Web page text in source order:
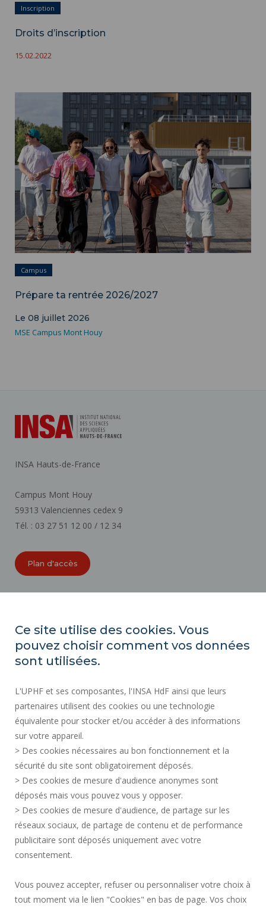
Inscription
Droits d’inscription
15.02.2022
La vie étudiante, entre rires, discussions et complicité - © Grégory
Campus
Prépare ta rentrée 2026/2027
Le 08 juillet 2026
MSE Campus Mont Houy
INSA Hauts-de-France
Campus Mont Houy
59313 Valenciennes cedex 9
Tél. : 03 27 51 12 00 / 12 34
Plan d'accès
INDEX ÉGALITÉ PROFESSIONNELLE
PLAN DU SITE
DONNÉES PERSONNELLES
MARCHÉS PUBLICS
MENTIONS LÉGALES
RECRUTEMENTS
CRÉDITS
ESPACE PRESSE
SERVICES PUBLICS +
CONTACTS
GESTION DES COOKIES
Ce site utilise des cookies. Vous
pouvez choisir comment vos données
sont utilisées.
L'UPHF et ses composantes, l'INSA HdF ainsi que leurs
partenaires utilisent des cookies ou une technologie
équivalente pour stocker et/ou accéder à des informations
sur votre appareil.
> Des cookies nécessaires au bon fonctionnement et la
sécurité du site sont obligatoirement déposés.
> Des cookies de mesure d'audience anonymes sont
déposés mais vous pouvez vous y opposer.
> Des cookies de mesure d'audience, de partage sur les
réseaux sociaux, de partage de contenu et de performance
publicitaire sont déposés uniquement avec votre
consentement.
Vous pouvez accepter, refuser ou personnaliser votre choix à
tout moment via le lien "Cookies" en bas de page. Vos choix